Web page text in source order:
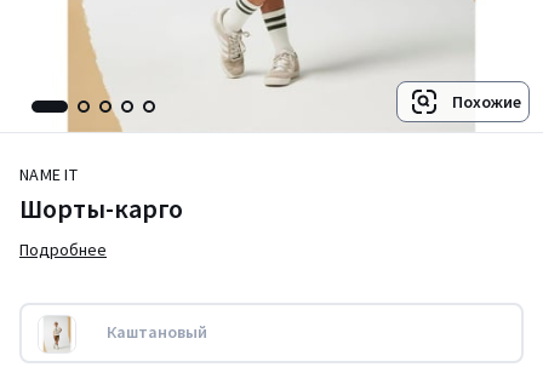
Похожие
NAME IT
Шорты-карго
Подробнее
Каштановый